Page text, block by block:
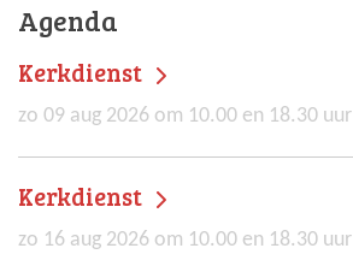
Agenda
Kerkdienst
zo 09 aug 2026 om 10.00 en 18.30 uur
Kerkdienst
zo 16 aug 2026 om 10.00 en 18.30 uur